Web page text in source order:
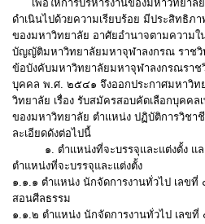
เพื่อให้การบริหารงานของมหาวิทยาลั
ดำเนินไปด้วยความเรียบร้อย มีประสิทธิภ
ของมหาวิทยาลัย อาศัยอำนาจตามความ
บัญญัติมหาวิทยาลัยมหาจุฬาลงกรณ ราช
ข้อบังคับมหาวิทยาลัยมหาจุฬาลงกรณราช
บุคคล พ.ศ. ๒๕๔๑ จึงออกประกาศมหาวิท
วิทยาลัย เรื่อง รับสมัครสอบคัดเลือกบุคคล
ของมหาวิทยาลัย ตำแหน่ง ปฏิบัติการวิชา
ละเอียดดังต่อไปนี้
๑. ตำแหน่งที่จะบรรจุและแต่งตั้ง และ
ตำแหน่งที่จะบรรจุและแต่งตั้ง
๑.๑.๑ ตำแหน่ง นักจัดการงานทั่วไป เลขที่
สอนศีลธรรม
๑.๑.๒ ตำแหน่ง นักจัดการงานทั่วไป เลขที่